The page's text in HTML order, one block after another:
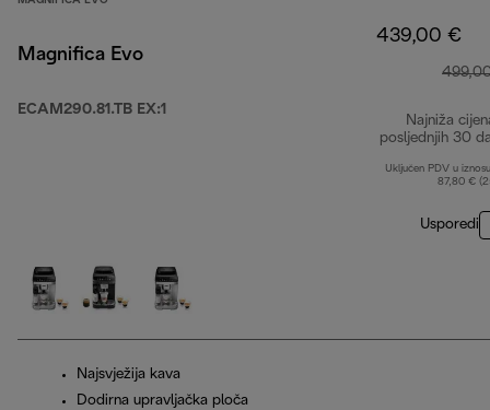
Magnifica Evo
ECAM290.81.TB EX:1
439,00 €
Najniža
posljednjih 30
Uključen PDV u
87,80 €
Usporedi
Najsvježija kava
Dodirna upravljačka ploča